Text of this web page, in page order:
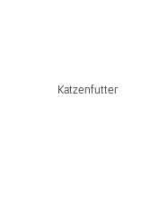
Katzenfutter